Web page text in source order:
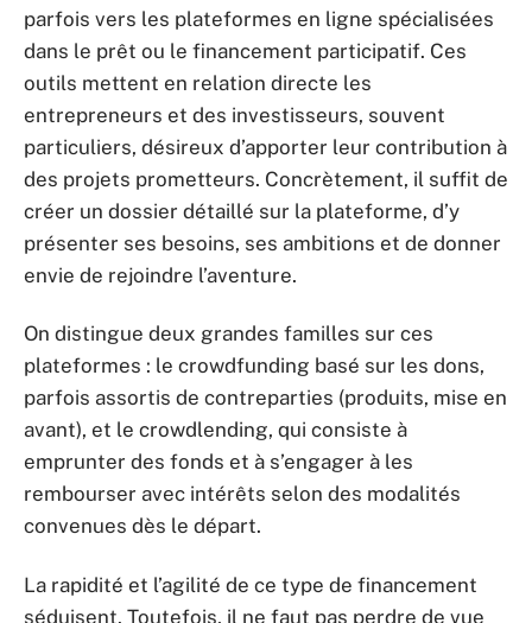
parfois vers les plateformes en ligne spécialisées
dans le prêt ou le financement participatif. Ces
outils mettent en relation directe les
entrepreneurs et des investisseurs, souvent
particuliers, désireux d’apporter leur contribution à
des projets prometteurs. Concrètement, il suffit de
créer un dossier détaillé sur la plateforme, d’y
présenter ses besoins, ses ambitions et de donner
envie de rejoindre l’aventure.
On distingue deux grandes familles sur ces
plateformes : le crowdfunding basé sur les dons,
parfois assortis de contreparties (produits, mise en
avant), et le crowdlending, qui consiste à
emprunter des fonds et à s’engager à les
rembourser avec intérêts selon des modalités
convenues dès le départ.
La rapidité et l’agilité de ce type de financement
séduisent. Toutefois, il ne faut pas perdre de vue